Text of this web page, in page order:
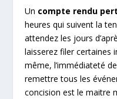
Un compte rendu
heures qui suivent la
attendez les jours
laisserez filer certaines
même, l’immédiateté
remettre tous les
concision est le maitre